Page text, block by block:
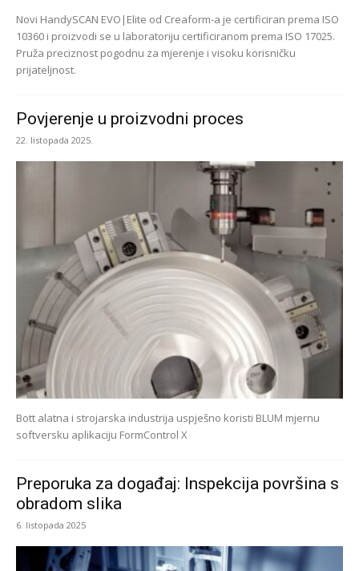
Novi HandySCAN EVO|Elite od Creaform-a je certificiran prema ISO
10360 i proizvodi se u laboratoriju certificiranom prema ISO 17025.
Pruža preciznost pogodnu za mjerenje i visoku korisničku
prijateljnost.
Povjerenje u proizvodni proces
22. listopada 2025.
Bott alatna i strojarska industrija uspješno koristi BLUM mjernu
softversku aplikaciju FormControl X
Preporuka za događaj: Inspekcija površina s
obradom slika
6. listopada 2025